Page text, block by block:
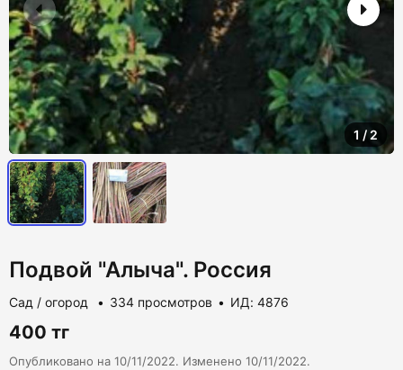
1 / 2
Подвой "Алыча". Россия
Сад / огород 334 просмотров ИД: 4876
400 тг
Опубликовано на 10/11/2022. Изменено 10/11/2022.